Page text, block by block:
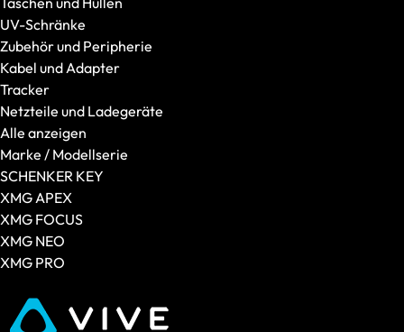
UV-Schränke
Zubehör und Peripherie
Kabel und Adapter
Tracker
Netzteile und Ladegeräte
Alle anzeigen
Marke / Modellserie
SCHENKER KEY
XMG APEX
XMG FOCUS
XMG NEO
XMG PRO
XMG CORE
XMG EVO
XMG FOCUS
XMG FUSION
XMG NEO
XMG PRO
SCHENKER
Alle anzeigen
SCHENKER CONNECT
SCHENKER KEY
SCHENKER WORK
Displaygröße
14 Zoll
16 Zoll